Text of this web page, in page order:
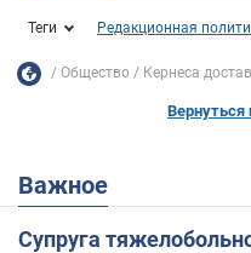
Теги Редакционная
Общество Кернеса
Вернуться
Важное
Супруга